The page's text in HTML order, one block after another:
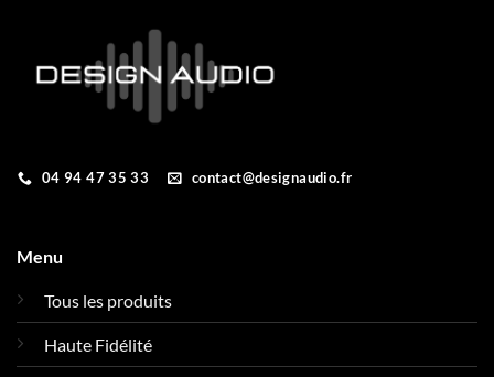
04 94 47 35 33 contact@designaudio.fr
Menu
Tous les produits
Haute Fidélité